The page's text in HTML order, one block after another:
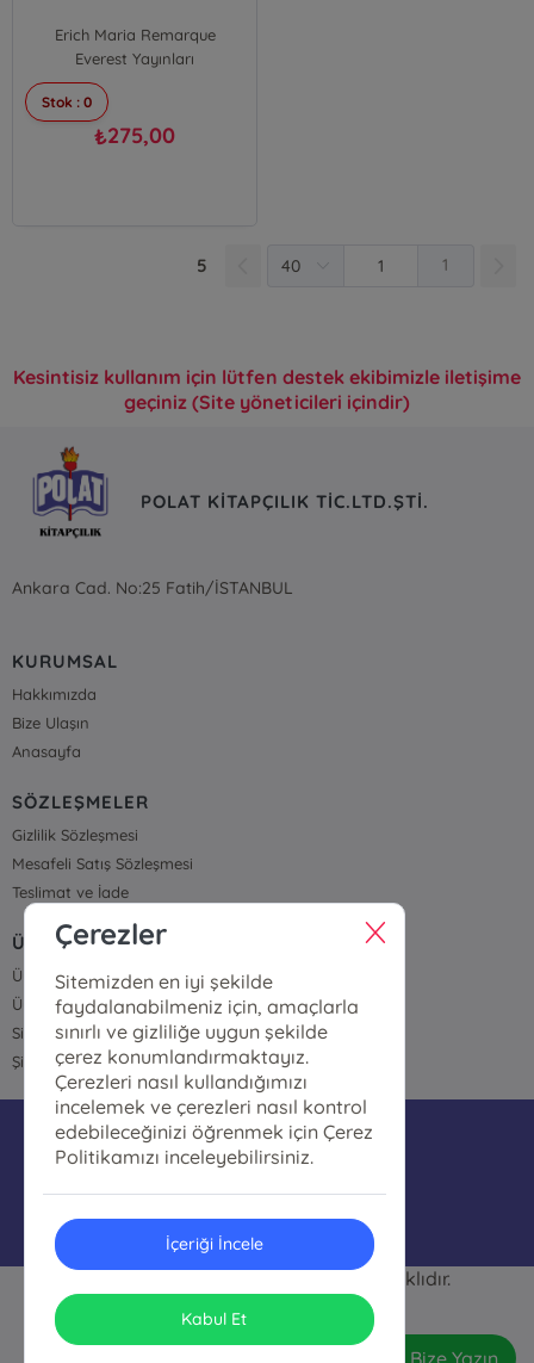
Erich Maria Remarque
Everest Yayınları
Stok : 0
₺275,00
5 1
Kesintisiz kullanım için lütfen destek ekibimizle iletişime
geçiniz (Site yöneticileri içindir)
POLAT KİTAPÇILIK TİC.LTD.ŞTİ.
Ankara Cad. No:25 Fatih/İSTANBUL
KURUMSAL
Hakkımızda
Bize Ulaşın
Anasayfa
SÖZLEŞMELER
Gizlilik Sözleşmesi
Mesafeli Satış Sözleşmesi
Teslimat ve İade
ÜYELİK VE SİPARİŞ
Üye Girişi
Üye Ol
Sipariş Takip
Şifremi Unuttum
bilgi@polatkitapcilik.com
Polat Kitapçılık © 2026 Her hakkı saklıdır.
Tasarım & Uygulama
Bize Yazın
Çerezler
Sitemizden en iyi şekilde
faydalanabilmeniz için, amaçlarla
sınırlı ve gizliliğe uygun şekilde
çerez konumlandırmaktayız.
Çerezleri nasıl kullandığımızı
incelemek ve çerezleri nasıl kontrol
edebileceğinizi öğrenmek için Çerez
Politikamızı inceleyebilirsiniz.
İçeriği İncele
Kabul Et